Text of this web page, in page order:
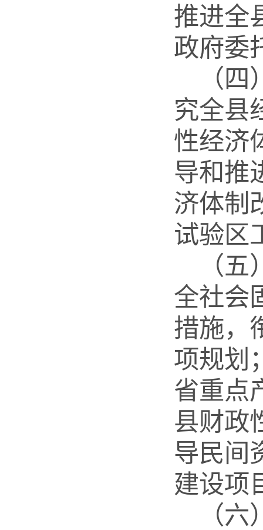
推进全
政府委
（
究全县
性经济
导和推
济体制
试验区
（
全社会
措施，
项规划
省重点
县财政
导民间
建设项
（